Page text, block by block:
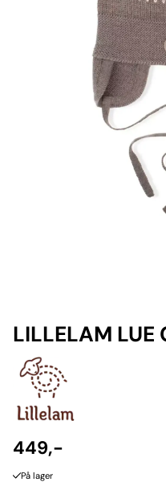
LILLELAM LUE
449,-
På lager